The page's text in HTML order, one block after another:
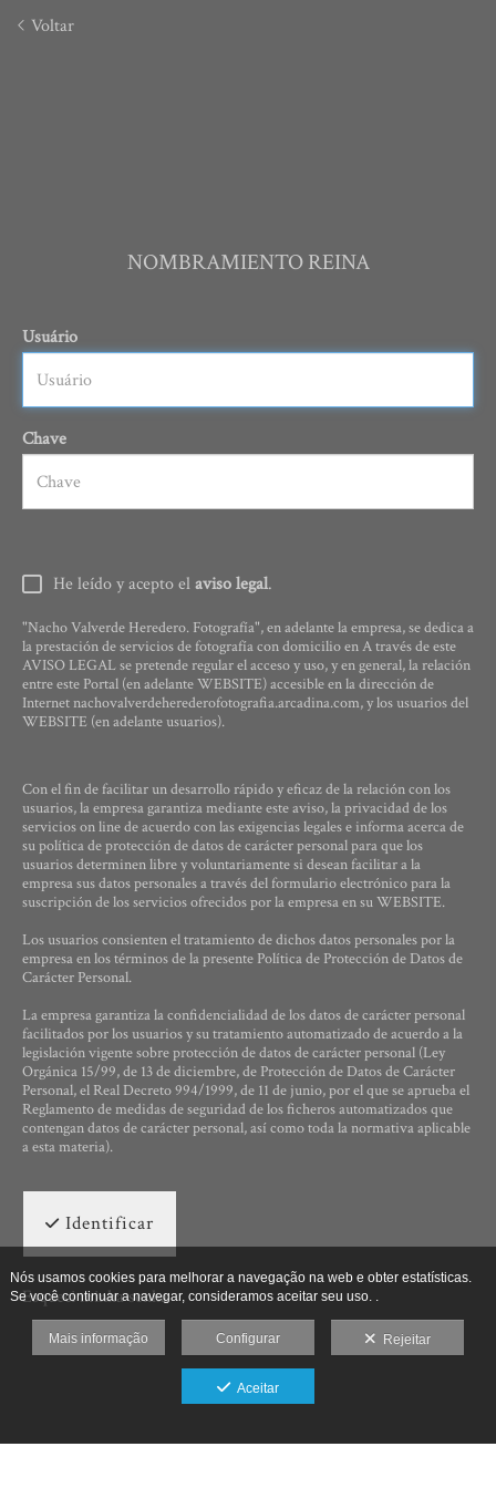
Voltar
NOMBRAMIENTO REINA
Usuário
Chave
He leído y acepto elaviso legal.
"Nacho Valverde Heredero. Fotografía", en adelante la empresa, se dedica a
la prestación de servicios de fotografía con domicilio en A través de este
AVISO LEGAL se pretende regular el acceso y uso, y en general, la relación
entre este Portal (en adelante WEBSITE) accesible en la dirección de
Internet nachovalverdeherederofotografia.arcadina.com, y los usuarios del
WEBSITE (en adelante usuarios).
Con el fin de facilitar un desarrollo rápido y eficaz de la relación con los
usuarios, la empresa garantiza mediante este aviso, la privacidad de los
servicios on line de acuerdo con las exigencias legales e informa acerca de
su política de protección de datos de carácter personal para que los
usuarios determinen libre y voluntariamente si desean facilitar a la
empresa sus datos personales a través del formulario electrónico para la
suscripción de los servicios ofrecidos por la empresa en su WEBSITE.
Los usuarios consienten el tratamiento de dichos datos personales por la
empresa en los términos de la presente Política de Protección de Datos de
Carácter Personal.
La empresa garantiza la confidencialidad de los datos de carácter personal
facilitados por los usuarios y su tratamiento automatizado de acuerdo a la
legislación vigente sobre protección de datos de carácter personal (Ley
Orgánica 15/99, de 13 de diciembre, de Protección de Datos de Carácter
Personal, el Real Decreto 994/1999, de 11 de junio, por el que se aprueba el
Reglamento de medidas de seguridad de los ficheros automatizados que
contengan datos de carácter personal, así como toda la normativa aplicable
a esta materia).
Identificar
Esqueci minha senha
Nós usamos cookies para melhorar a navegação na web e obter estatísticas.
Se você continuar a navegar, consideramos aceitar seu uso. .
Mais informação Configurar Rejeitar
Aceitar